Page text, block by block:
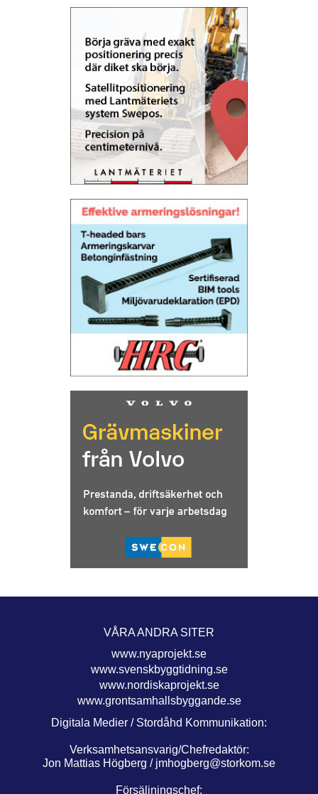
VÅRA ANDRA SITER
www.nyaprojekt.se
www.svenskbyggtidning.se
www.nordiskaprojekt.se
www.grontsamhallsbyggande.se
Digitala Medier / Stordåhd Kommunikation:
Verksamhetsansvarig/Chefredaktör:
Jon Mattias Högberg / jmhogberg@storkom.se
Försäljningschef: